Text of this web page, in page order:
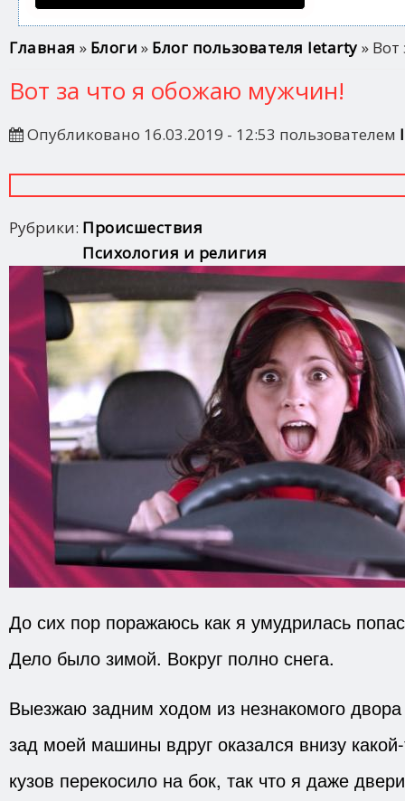
Вы здесь
Главная » Блоги » Блог пользователя letarty »
Вот за что я обожаю мужчин!
Опубликовано 16.03.2019 - 12:53 пользователем
Рубрики: Происшествия
Психология и религия
До сих пор поражаюсь как я умудрилась
Дело было зимой. Вокруг полно снега.
Выезжаю задним ходом из незнакомого
зад моей машины вдруг оказался внизу
кузов перекосило на бок, так что я даже